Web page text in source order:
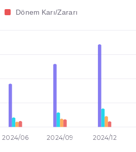
Dönem Karı/Zararı
2024/06 2024/09 2024/12